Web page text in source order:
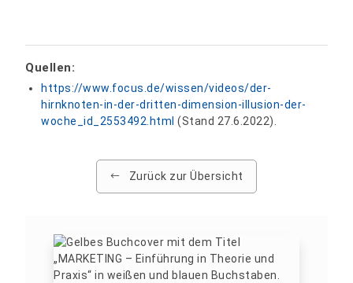
Quellen:
https://www.focus.de/wissen/videos/der-
hirnknoten-in-der-dritten-dimension-illusion-der-
woche_id_2553492.html (Stand 27.6.2022).
Zurück zur Übersicht